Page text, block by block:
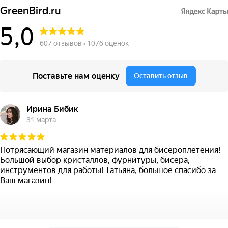
GreenBird.ru
5,0 607 отзывов • 1076 оценок
Поставьте нам оценку Оставить отзыв
Ирина Бибик
31 марта
Потрясающий магазин материалов для бисероплетения!
Большой выбор кристаллов, фурнитуры, бисера,
инструментов для работы! Татьяна, большое спасибо за
Ваш магазин!